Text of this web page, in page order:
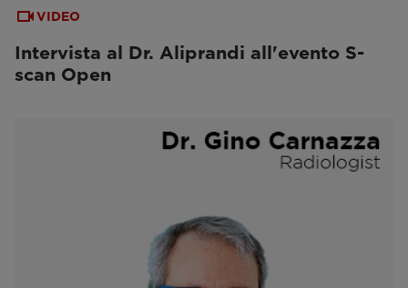
VIDEO
Intervista al Dr. Aliprandi all'evento S-
scan Open